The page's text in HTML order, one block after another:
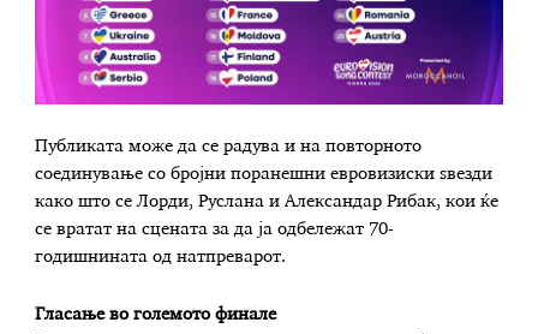
Публиката може да се радува и на повторното
соединување со бројни поранешни евровизиски ѕвезди
како што се Лорди, Руслана и Александар Рибак, кои ќе
се вратат на сцената за да ја одбележат 70-
годишнината од натпреварот.
Гласање во големото финале